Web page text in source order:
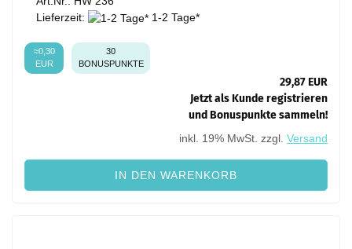
Lieferzeit:
1-2 Tage*
30
BONUSPUNKTE
≈0,30
EUR
29,87 EUR
Jetzt als Kunde registrieren
und Bonuspunkte sammeln!
inkl. 19% MwSt. zzgl. Versand
IN DEN WARENKORB